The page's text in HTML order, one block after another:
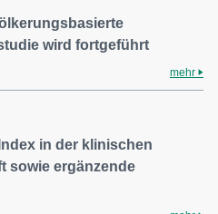
wird fortgeführt
mehr
in der klinischen
sowie ergänzende